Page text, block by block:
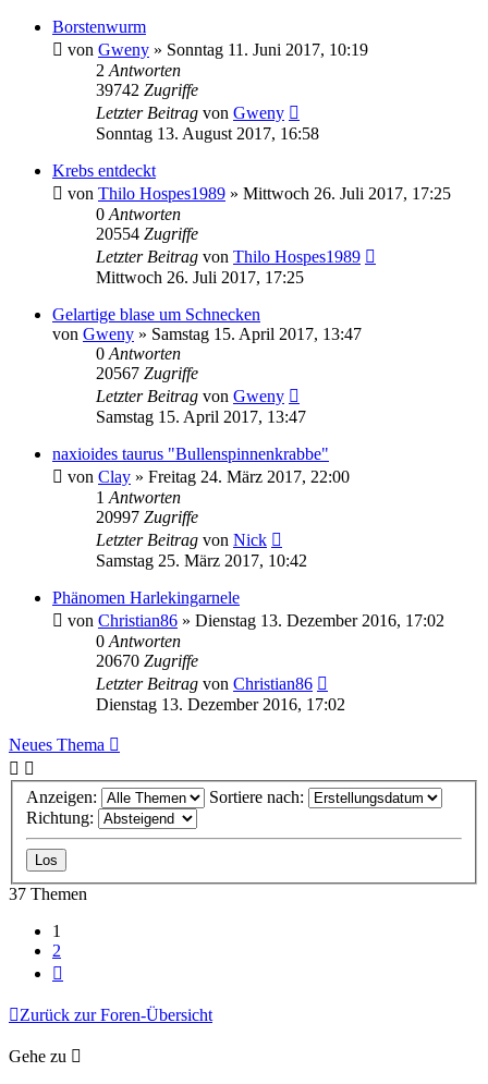
Borstenwurm
von Gweny » Sonntag 11. Juni 2017, 10:19
2 Antworten
39742 Zugriffe
Letzter Beitrag von Gweny
Sonntag 13. August 2017, 16:58
Krebs entdeckt
von Thilo Hospes1989 » Mittwoch 26. Juli 2017, 17:25
0 Antworten
20554 Zugriffe
Letzter Beitrag von Thilo Hospes1989
Mittwoch 26. Juli 2017, 17:25
Gelartige blase um Schnecken
von Gweny » Samstag 15. April 2017, 13:47
0 Antworten
20567 Zugriffe
Letzter Beitrag von Gweny
Samstag 15. April 2017, 13:47
naxioides taurus "Bullenspinnenkrabbe"
von Clay » Freitag 24. März 2017, 22:00
1 Antworten
20997 Zugriffe
Letzter Beitrag von Nick
Samstag 25. März 2017, 10:42
Phänomen Harlekingarnele
von Christian86 » Dienstag 13. Dezember 2016, 17:02
0 Antworten
20670 Zugriffe
Letzter Beitrag von Christian86
Dienstag 13. Dezember 2016, 17:02
Neues Thema
Anzeigen:
Sortiere nach:
Richtung:
37 Themen
1
2
Zurück zur Foren-Übersicht
Gehe zu